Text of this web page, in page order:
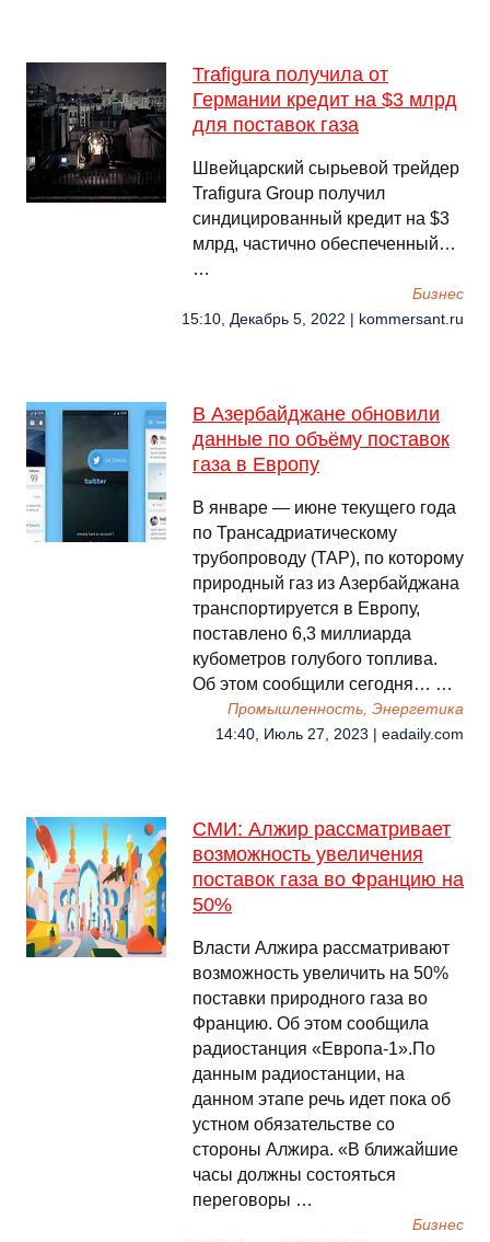
Trafigura получила от
Германии кредит на $3 млрд
для поставок газа
Швейцарский сырьевой трейдер
Trafigura Group получил
синдицированный кредит на $3
млрд, частично обеспеченный…
…
Бизнес
15:10, Декабрь 5, 2022 | kommersant.ru
В Азербайджане обновили
данные по объëму поставок
газа в Европу
В январе — июне текущего года
по Трансадриатическому
трубопроводу (TAP), по которому
природный газ из Азербайджана
транспортируется в Европу,
поставлено 6,3 миллиарда
кубометров голубого топлива.
Об этом сообщили сегодня… …
Промышленность, Энергетика
14:40, Июль 27, 2023 | eadaily.com
СМИ: Алжир рассматривает
возможность увеличения
поставок газа во Францию на
50%
Власти Алжира рассматривают
возможность увеличить на 50%
поставки природного газа во
Францию. Об этом сообщила
радиостанция «Европа-1».По
данным радиостанции, на
данном этапе речь идет пока об
устном обязательстве со
стороны Алжира. «В ближайшие
часы должны состояться
переговоры …
Бизнес